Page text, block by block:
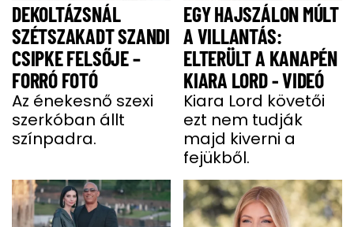
DEKOLTÁZSNÁL
SZÉTSZAKADT SZANDI
CSIPKE FELSŐJE –
FORRÓ FOTÓ
Az énekesnő szexi
szerkóban állt
színpadra.
EGY HAJSZÁLON MÚLT
A VILLANTÁS:
ELTERÜLT A KANAPÉN
KIARA LORD - VIDEÓ
Kiara Lord követői
ezt nem tudják
majd kiverni a
fejükből.